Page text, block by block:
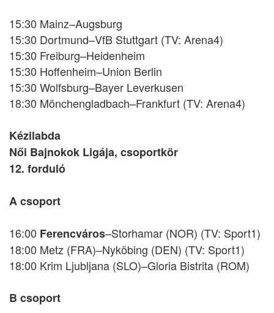
15:30 Mainz–Augsburg
15:30 Dortmund–VfB Stuttgart (TV: Arena4)
15:30 Freiburg–Heidenheim
15:30 Hoffenheim–Union Berlin
15:30 Wolfsburg–Bayer Leverkusen
18:30 Mönchengladbach–Frankfurt (TV: Arena4)
Kézilabda
Női Bajnokok Ligája, csoportkör
12. forduló
A csoport
16:00 Ferencváros–Storhamar (NOR) (TV: Sport1)
18:00 Metz (FRA)–Nyköbing (DEN) (TV: Sport1)
18:00 Krim Ljubljana (SLO)–Gloria Bistrita (ROM)
B csoport